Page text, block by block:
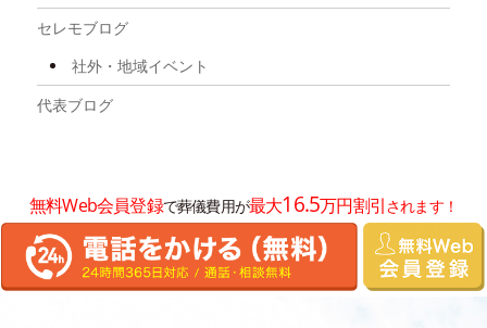
2025年10月
2025年8月
2025年5月
2025年4月
2025年3月
セレモブログ
社外・地域イベント
代表ブログ
無料Web会員登録で葬儀費用が最大16.5万円割引されます！